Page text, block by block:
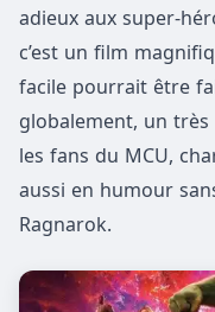
adieux aux super-
c’est un film
facile pourrait être
globalement, un
les fans du MCU,
aussi en humour
Ragnarok.